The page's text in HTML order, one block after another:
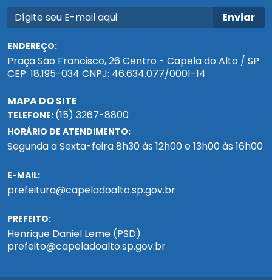
Enviar
ENDEREÇO:
Praça São Francisco, 26 Centro - Capela do Alto / SP
CEP: 18.195-034 CNPJ: 46.634.077/0001-14
MAPA DO SITE
TELEFONE: (15) 3267-8800
HORÁRIO DE ATENDIMENTO:
Segunda a Sexta-feira 8h30 às 12h00 e 13h00 às 16h00
E-MAIL:
prefeitura@capeladoalto.sp.gov.br
PREFEITO:
Henrique Daniel Leme (PSD)
prefeito@capeladoalto.sp.gov.br